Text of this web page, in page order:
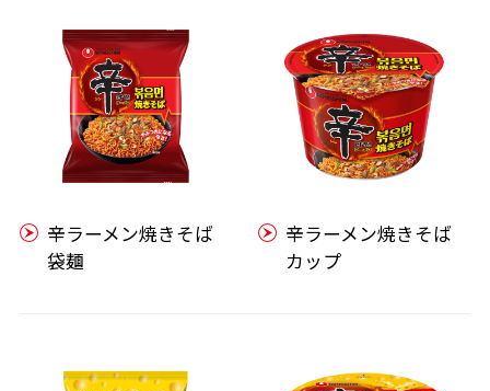
辛ラーメン焼きそば
袋麺
辛ラーメン焼きそば
カップ